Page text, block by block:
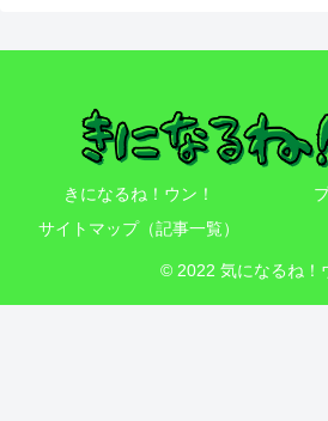
きになるね！ウン！
サイトマップ（記事一覧）
© 2022 気になるね！